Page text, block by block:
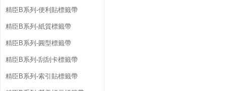
精臣B系列-便利貼標籤帶
精臣B系列-紙質標籤帶
精臣B系列-圓型標籤帶
精臣B系列-刮刮卡標籤帶
精臣B系列-索引貼標籤帶